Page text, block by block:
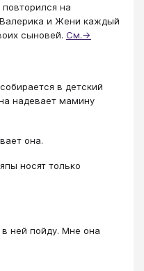
на
и Жени каждый
сыновей. См.→
в детский
надевает мамину
она.
носят только
ней пойду. Мне она